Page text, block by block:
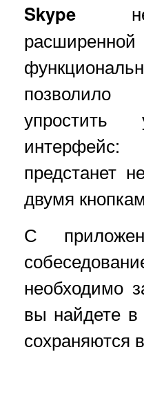
Skype не
расширенной
упростить
предстанет
двумя
С
необходимо
вы найдете в
сохраняются